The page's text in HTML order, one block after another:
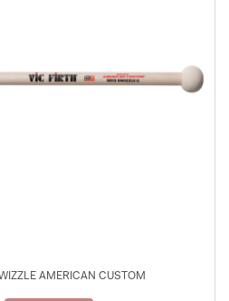
AMERICAN CUSTOM